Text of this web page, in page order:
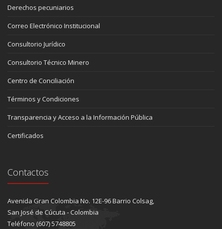
Derechos pecuniarios
Correo Electrónico Institucional
Consultorio Jurídico
Consultorio Técnico Minero
Centro de Conciliación
Términos y Condiciones
Transparencia y Acceso a la Información Pública
Certificados
Contactos
Avenida Gran Colombia No. 12E-96 Barrio Colsag,
San José de Cúcuta - Colombia
Teléfono (607) 5748805